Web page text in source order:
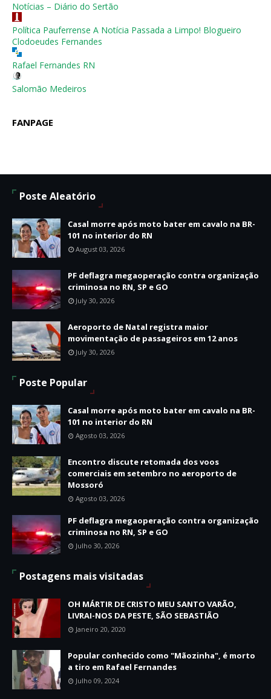
Notícias – Diário do Sertão
Política Pauferrense A Notícia Passada a Limpo! Blogueiro
Clodoeudes Fernandes
Rafael Fernandes RN
Salomão Medeiros
FANPAGE
Poste Aleatório
Casal morre após moto bater em cavalo na BR-
101 no interior do RN
August 03, 2026
PF deflagra megaoperação contra organização
criminosa no RN, SP e GO
July 30, 2026
Aeroporto de Natal registra maior
movimentação de passageiros em 12 anos
July 30, 2026
Poste Popular
Casal morre após moto bater em cavalo na BR-
101 no interior do RN
Agosto 03, 2026
Encontro discute retomada dos voos
comerciais em setembro no aeroporto de
Mossoró
Agosto 03, 2026
PF deflagra megaoperação contra organização
criminosa no RN, SP e GO
Julho 30, 2026
Postagens mais visitadas
OH MÁRTIR DE CRISTO MEU SANTO VARÃO,
LIVRAI-NOS DA PESTE, SÃO SEBASTIÃO
Janeiro 20, 2020
Popular conhecido como "Mãozinha", é morto
a tiro em Rafael Fernandes
Julho 09, 2024